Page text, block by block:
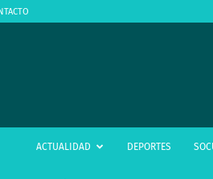
ACTUALIDAD DEPORTES